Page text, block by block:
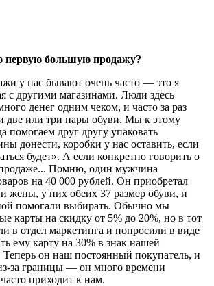
первую большую продажу?
у нас бывают очень часто — это я
с другими магазинами. Люди здесь
денег одним чеком, и часто за раз
две или три пары обуви. Мы к этому
помогаем друг другу упаковать
донести, коробки у нас оставить, если
будет». А если конкретно говорить о
Помню, один мужчина
на 40 000 рублей. Он приобретал
жены, у них обеих 37 размер обуви, и
помогали выбирать. Обычно мы
карты на скидку от 5% до 20%, но в тот
в отдел маркетинга и попросили в виде
ему карту на 30% в знак нашей
Теперь он наш постоянный покупатель, и
за границы — он много времени
приходит к нам.